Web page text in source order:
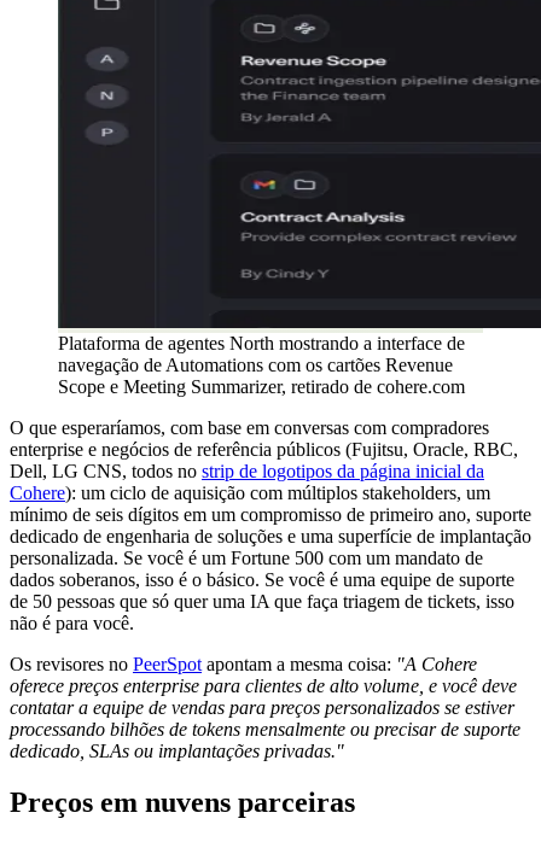
Plataforma de agentes North mostrando a interface de
navegação de Automations com os cartões Revenue
Scope e Meeting Summarizer, retirado de cohere.com
O que esperaríamos, com base em conversas com compradores
enterprise e negócios de referência públicos (Fujitsu, Oracle, RBC,
Dell, LG CNS, todos no strip de logotipos da página inicial da
Cohere): um ciclo de aquisição com múltiplos stakeholders, um
mínimo de seis dígitos em um compromisso de primeiro ano, suporte
dedicado de engenharia de soluções e uma superfície de implantação
personalizada. Se você é um Fortune 500 com um mandato de
dados soberanos, isso é o básico. Se você é uma equipe de suporte
de 50 pessoas que só quer uma IA que faça triagem de tickets, isso
não é para você.
Os revisores no PeerSpotapontam a mesma coisa: "A Cohere
oferece preços enterprise para clientes de alto volume, e você deve
contatar a equipe de vendas para preços personalizados se estiver
processando bilhões de tokens mensalmente ou precisar de suporte
dedicado, SLAs ou implantações privadas."
Preços em nuvens parceiras